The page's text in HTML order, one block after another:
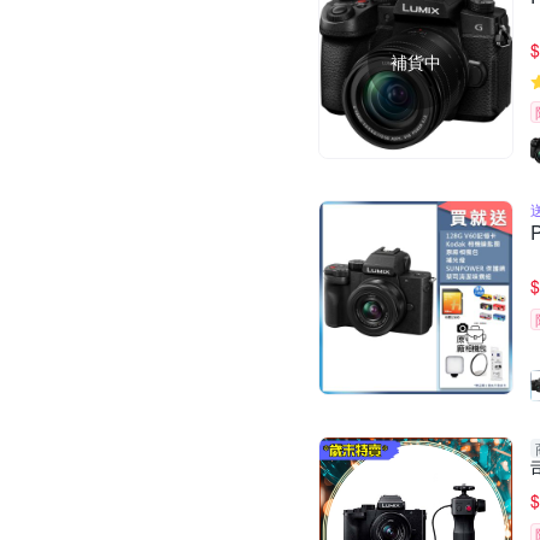
補貨中 $
$
$